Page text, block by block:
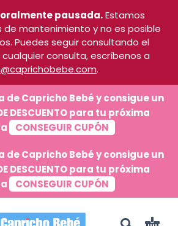
pausada.Estamos
de mantenimiento y no es posible
Puedes seguir consultando el
consulta, escríbenos a
.
de Capricho Bebé y consigue un
DESCUENTO para tu próxima
CONSEGUIR CUPÓN
de Capricho Bebé y consigue un
DESCUENTO para tu próxima
CONSEGUIR CUPÓN